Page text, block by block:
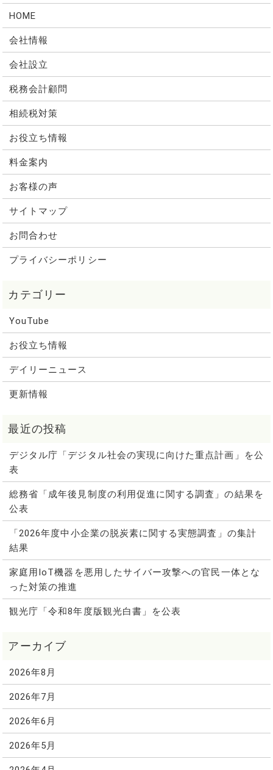
HOME
会社情報
会社設立
税務会計顧問
相続税対策
お役立ち情報
料金案内
お客様の声
サイトマップ
お問合わせ
プライバシーポリシー
YouTube
お役立ち情報
デイリーニュース
更新情報
デジタル庁「デジタル社会の実現に向けた重点計画」を公
表
総務省「成年後見制度の利用促進に関する調査」の結果を
公表
「2026年度中小企業の脱炭素に関する実態調査」の集計
結果
家庭用IoT機器を悪用したサイバー攻撃への官民一体とな
った対策の推進
観光庁「令和8年度版観光白書」を公表
2026年8月
2026年7月
2026年6月
2026年5月